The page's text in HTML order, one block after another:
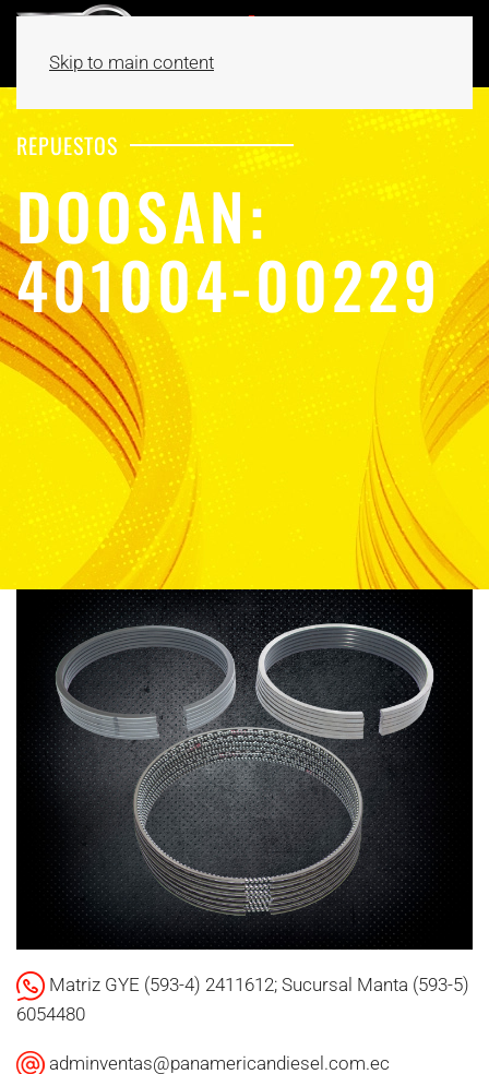
Skip to main content
REPUESTOS
DOOSAN:
401004-00229
Matriz GYE (593-4) 2411612; Sucursal Manta (593-5)
6054480
adminventas@panamericandiesel.com.ec